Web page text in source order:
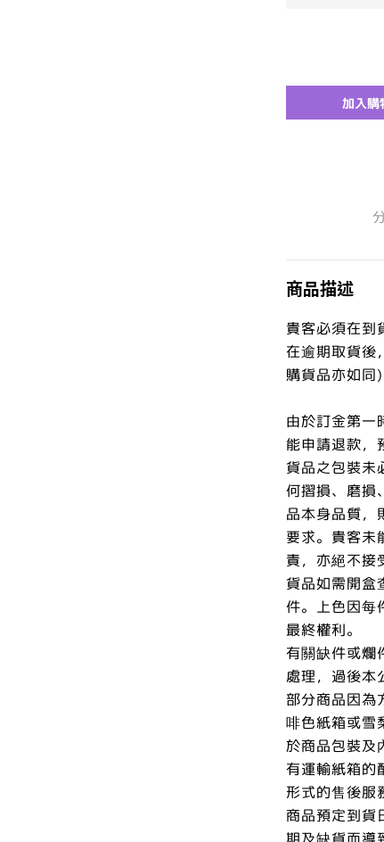
加入購
商品描述
貴客必須在到
在逾期取貨後
購貨品亦如同
由於訂金第一
能申請退款，
貨品之包裝未
何摺損、磨損
品本身品質，
要求。貴客未
責，亦絕不接
貨品如需開盒
件。上色因每
最終權利。
有關缺件或爛
處理，過後本
部分商品因為
啡色紙箱或雪
於商品包裝及
有運輸紙箱的
形式的售後服
商品預定到貨
期及缺貨而導